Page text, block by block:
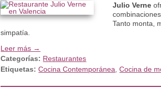
Julio Verne
Tanto monta,
simpatía.
Leer más →
Categorías: Restaurantes
Etiquetas: Cocina Contemporánea ,Cocina de